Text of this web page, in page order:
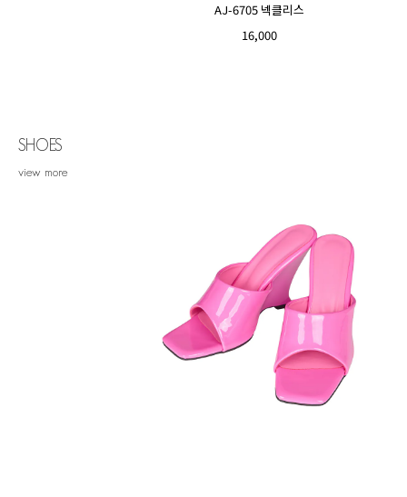
AJ-6705 넥클리스
16,000
SHOES
view more